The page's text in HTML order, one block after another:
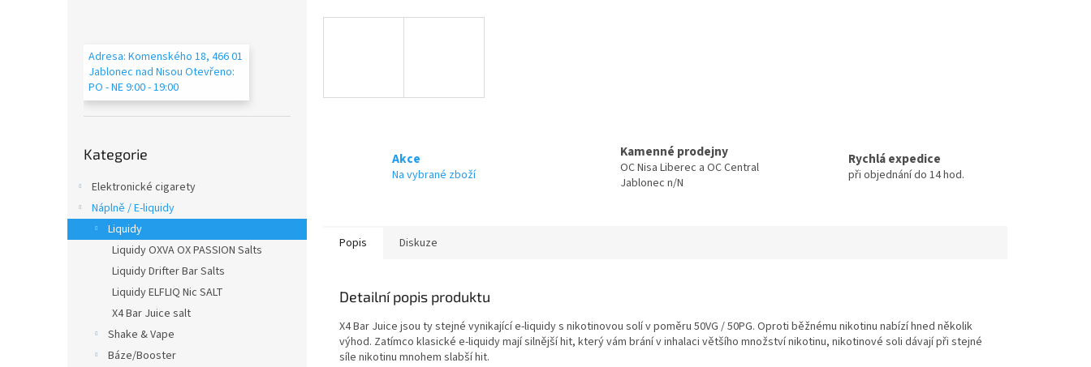
Adresa: Komenského 18, 466 01
Jablonec nad Nisou Otevřeno:
PO - NE 9:00 - 19:00
kategorie
Kategorie
Elektronické cigarety
Náplně / E-liquidy
Liquidy
Liquidy OXVA OX PASSION Salts
Liquidy Drifter Bar Salts
Liquidy ELFLIQ Nic SALT
X4 Bar Juice salt
Shake & Vape
Báze/Booster
Akce
Na vybrané zboží
Kamenné prodejny
OC Nisa Liberec a OC Central
Jablonec n/N
Rychlá expedice
při objednání do 14 hod.
Popis Diskuze
Detailní popis produktu
X4 Bar Juice jsou ty stejné vynikající e-liquidy s nikotinovou solí v poměru 50VG / 50PG. Oproti běžnému nikotinu nabízí hned několik
výhod. Zatímco klasické e-liquidy mají silnější hit, který vám brání v inhalaci většího množství nikotinu, nikotinové soli dávají při stejné
síle nikotinu mnohem slabší hit.